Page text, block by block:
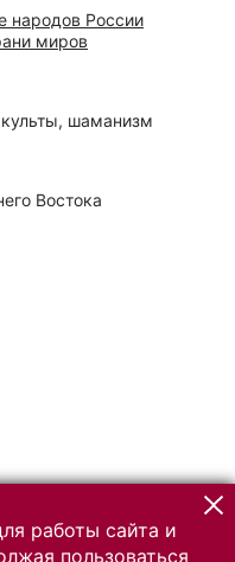
народов России
миров
шаманизм
Востока
работы сайта и
пользоваться